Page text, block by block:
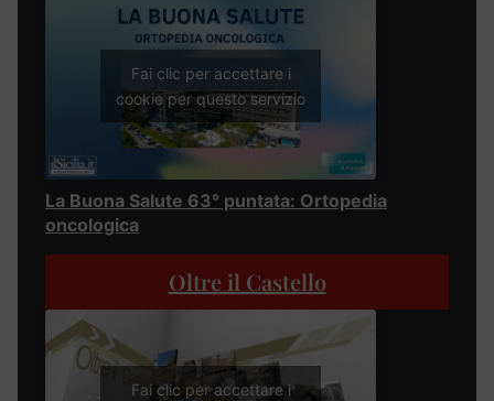
Fai clic per accettare i
cookie per questo servizio
La Buona Salute 63° puntata: Ortopedia
oncologica
Oltre il Castello
Fai clic per accettare i